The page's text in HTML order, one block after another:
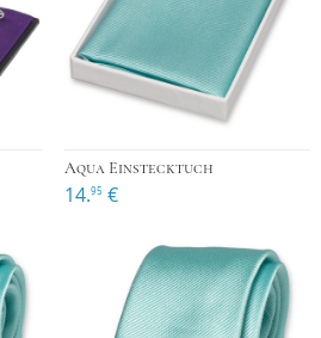
Aqua Einstecktuch
14.95 €